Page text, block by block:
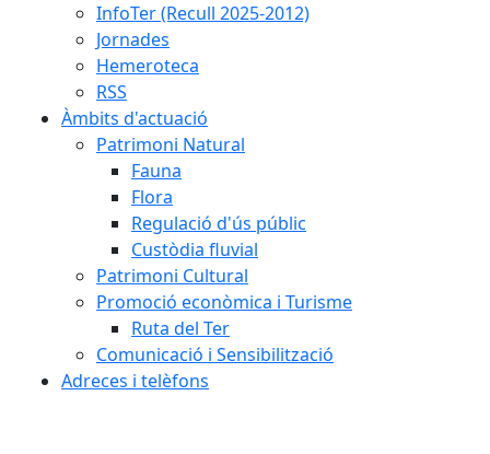
InfoTer (Recull 2025-2012)
Jornades
Hemeroteca
RSS
Àmbits d'actuació
Patrimoni Natural
Fauna
Flora
Regulació d'ús públic
Custòdia fluvial
Patrimoni Cultural
Promoció econòmica i Turisme
Ruta del Ter
Comunicació i Sensibilització
Adreces i telèfons